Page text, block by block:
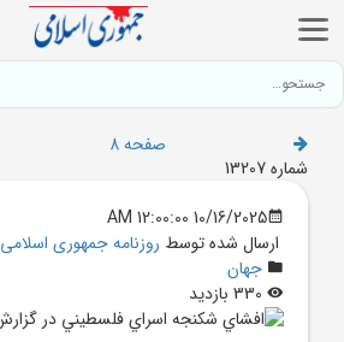
صفحه 8
شماره 13207
10/16/2025 12:00:00 AM
ارسال شده توسط روزنامه جمهوری اسلامی
جهان